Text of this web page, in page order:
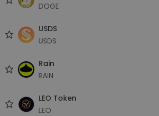
DOGE
USDS
USDS
Rain
RAIN
LEO Token
LEO